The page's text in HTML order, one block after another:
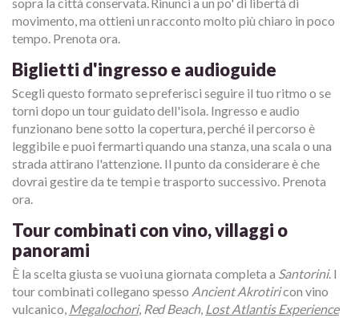
movimento, ma ottieni un racconto molto più chiaro in poco
tempo. Prenota ora.
Biglietti d'ingresso e audioguide
Scegli questo formato se preferisci seguire il tuo ritmo o se
torni dopo un tour guidato dell'isola. Ingresso e audio
funzionano bene sotto la copertura, perché il percorso è
leggibile e puoi fermarti quando una stanza, una scala o una
strada attirano l'attenzione. Il punto da considerare è che
dovrai gestire da te tempi e trasporto successivo. Prenota
ora.
Tour combinati con vino, villaggi o
panorami
È la scelta giusta se vuoi una giornata completa a Santorini. I
tour combinati collegano spesso Ancient Akrotiricon vino
vulcanico, Megalochori, Red Beach, Lost Atlantis Experience